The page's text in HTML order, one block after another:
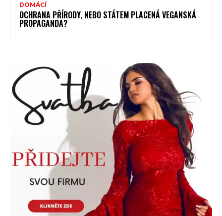
DOMÁCÍ
OCHRANA PŘÍRODY, NEBO STÁTEM PLACENÁ VEGANSKÁ
PROPAGANDA?